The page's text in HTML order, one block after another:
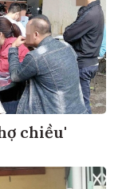
chiều'